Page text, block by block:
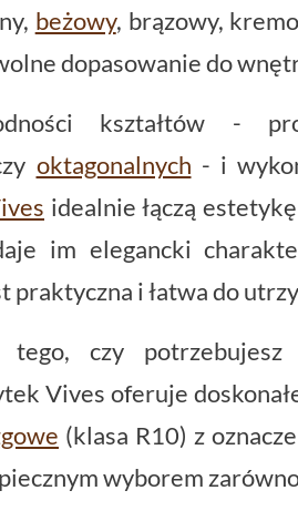
beżowy, brązowy,
dopasowanie do
kształtów -
oktagonalnych - i
idealnie łączą
im elegancki
praktyczna i łatwa do
tego, czy
Vives oferuje
(klasa R10) z
wyborem